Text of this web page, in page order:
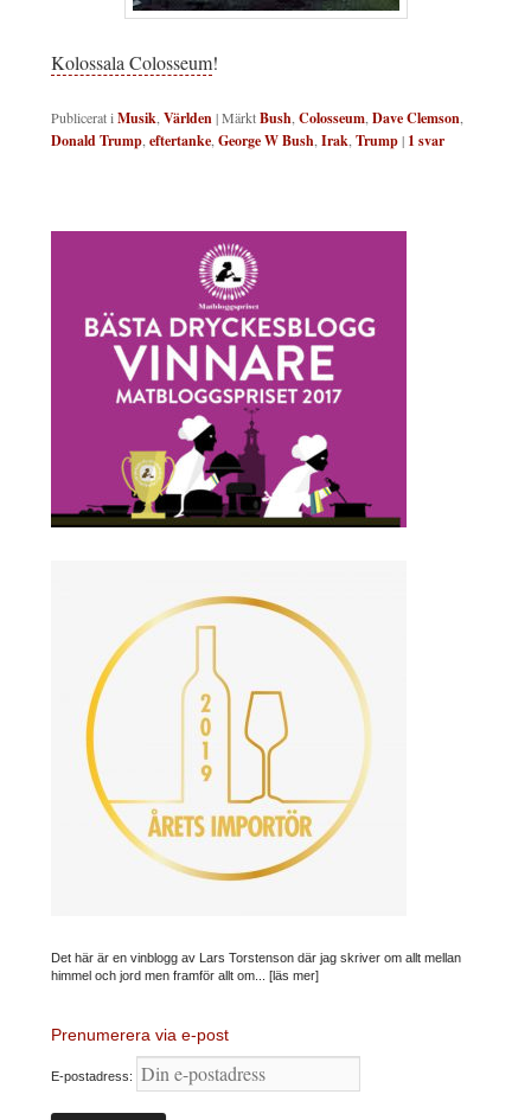
Kolossala Colosseum!
Publicerat i Musik Världen|MärktBush Colosseum Dave Clemson
Donald Trump eftertanke George W Bush Irak Trump| 1 svar
Det här är en vinblogg av Lars Torstenson där jag skriver om allt mellan
himmel och jord men framför allt om... [läs mer]
Prenumerera via e-post
E-postadress: